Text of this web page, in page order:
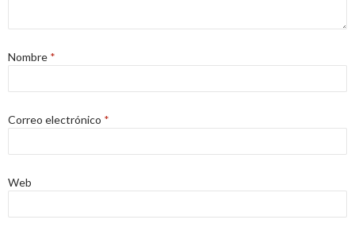
Nombre *
Correo electrónico *
Web